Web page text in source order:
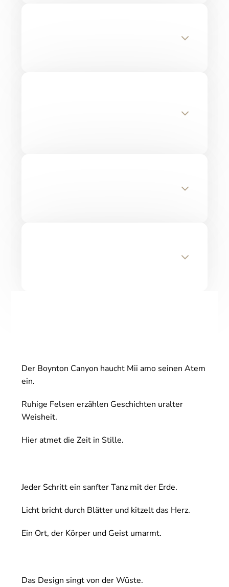
Der Boynton Canyon haucht Mii amo seinen Atem
ein.
Ruhige Felsen erzählen Geschichten uralter
Weisheit.
Hier atmet die Zeit in Stille.
Jeder Schritt ein sanfter Tanz mit der Erde.
Licht bricht durch Blätter und kitzelt das Herz.
Ein Ort, der Körper und Geist umarmt.
Das Design singt von der Wüste.